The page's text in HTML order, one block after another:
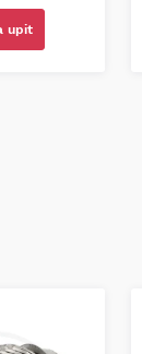
upit